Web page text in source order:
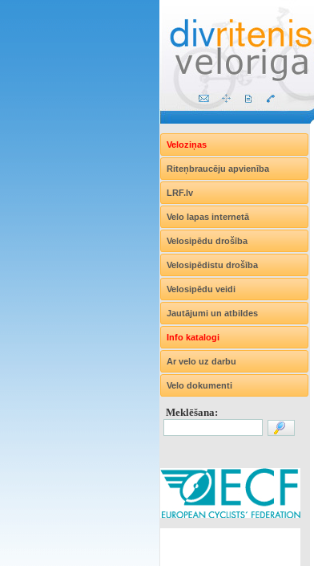
Veloziņas
Riteņbraucēju apvienība
LRF.lv
Velo lapas internetā
Velosipēdu drošība
Velosipēdistu drošība
Velosipēdu veidi
Jautājumi un atbildes
Info katalogi
Ar velo uz darbu
Velo dokumenti
Meklēšana: